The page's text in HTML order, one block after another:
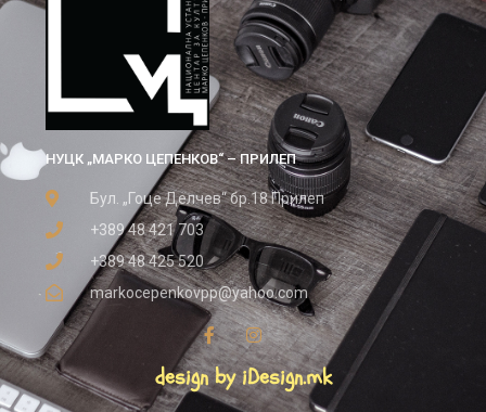
НУЦК „МАРКО ЦЕПЕНКОВ“ – ПРИЛЕП
Бул. „Гоце Делчев“ бр.18 Прилеп
+389 48 421 703
+389 48 425 520
markocepenkovpp@yahoo.com
design by iDesign.mk